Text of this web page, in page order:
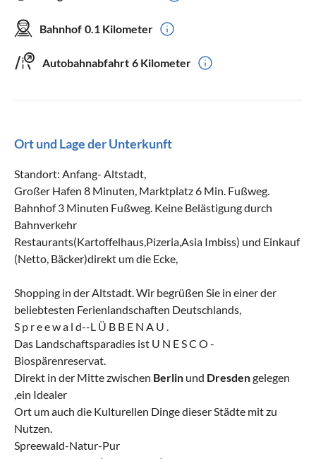
Bahnhof 0.1 Kilometer
Autobahnabfahrt 6 Kilometer
Ort und Lage der Unterkunft
Standort: Anfang- Altstadt,
Großer Hafen 8 Minuten, Marktplatz 6 Min. Fußweg.
Bahnhof 3 Minuten Fußweg. Keine Belästigung durch
Bahnverkehr
Restaurants(Kartoffelhaus,Pizeria,Asia Imbiss) und Einkauf
(Netto, Bäcker)direkt um die Ecke,
Shopping in der Altstadt. Wir begrüßen Sie in einer der
beliebtesten Ferienlandschaften Deutschlands,
S p r e e w a l d--L Ü B B E N A U .
Das Landschaftsparadies ist U N E S C O -
Biospärenreservat.
Direkt in der Mitte zwischen Berlin und Dresdengelegen
,ein Idealer
Ort um auch die Kulturellen Dinge dieser Städte mit zu
Nutzen.
Spreewald-Natur-Pur